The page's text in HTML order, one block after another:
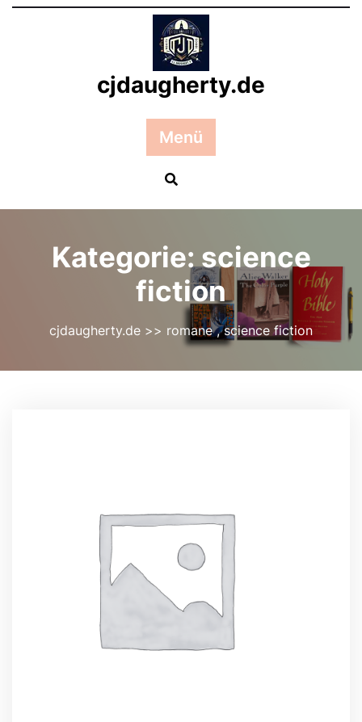
Zum
cjdaugherty.de
Menü
Kategorie: science
fiction
cjdaugherty.de >> romane,science fiction